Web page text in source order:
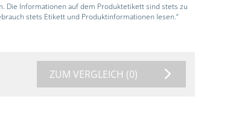
Die Informationen auf dem Produktetikett sind stets zu
stets Etikett und Produktinformationen lesen.“
ZUM VERGLEICH (0)